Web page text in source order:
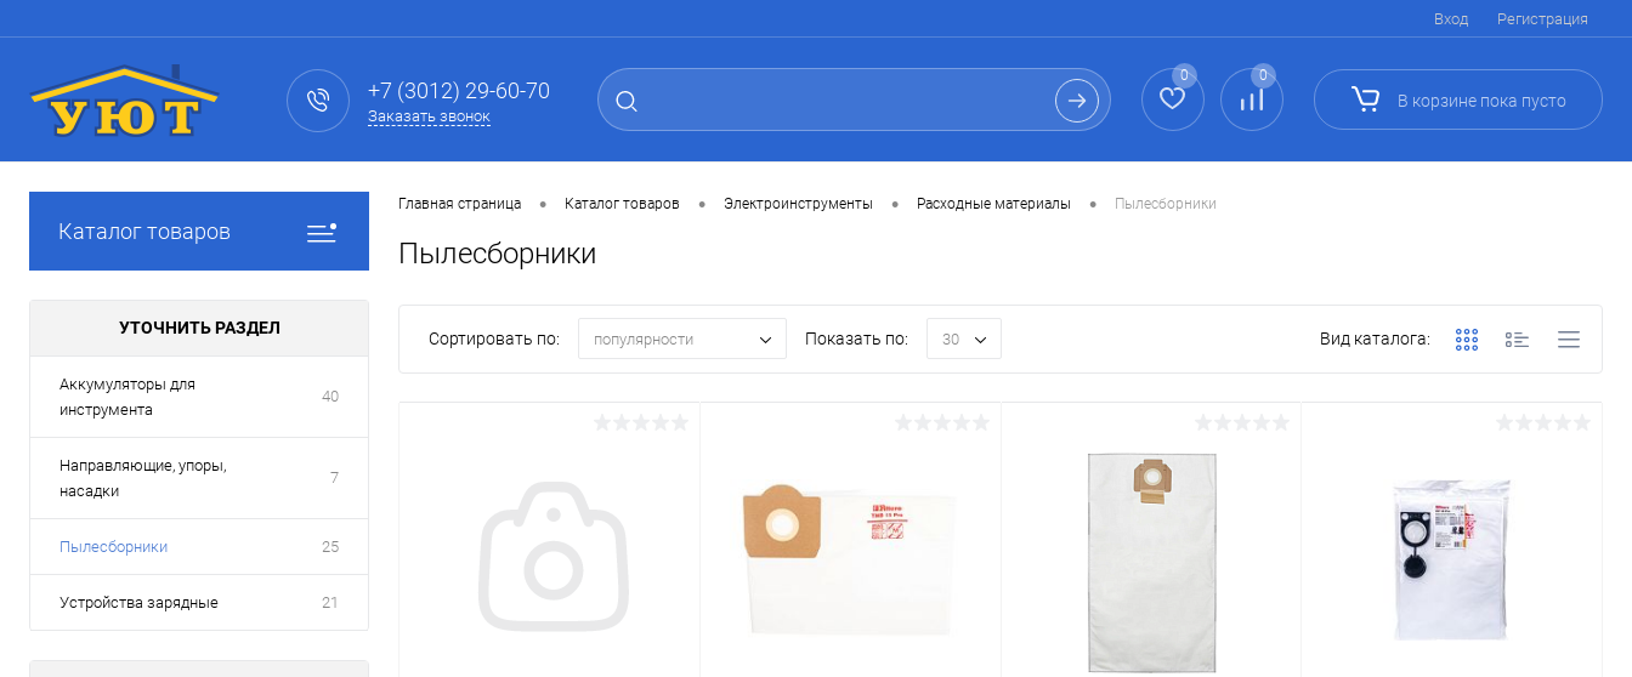
Вход Регистрация
+7 (3012) 29-60-70
Заказать звонок
0 0
В корзине пока пусто
Каталог товаров
УТОЧНИТЬ РАЗДЕЛ
Аккумуляторы для
инструмента
40
Направляющие, упоры,
насадки
7
Пылесборники 25
Устройства зарядные 21
Главная страница • Каталог товаров • Электроинструменты • Расходные материалы • Пылесборники
Пылесборники
Сортировать по: популярности Показать по: 30 Вид каталога: